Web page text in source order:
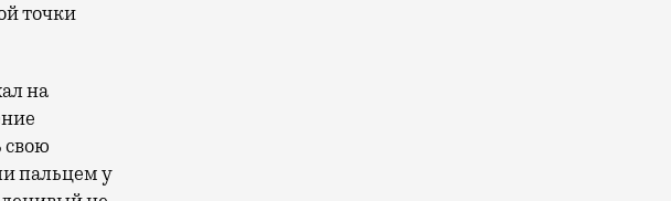
точки
на
свою
пальцем у